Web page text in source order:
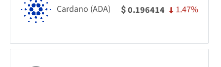
Cardano (ADA) $0.196414 1.47%